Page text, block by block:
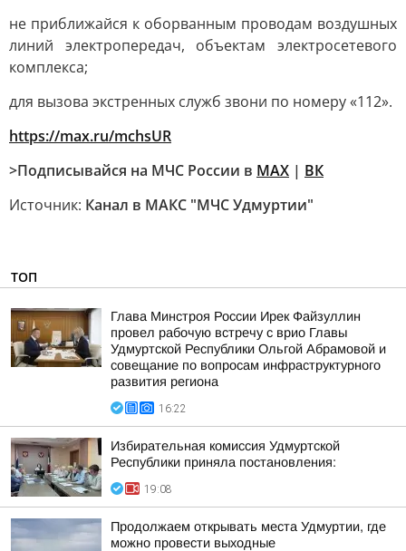
не приближайся к оборванным проводам воздушных
линий электропередач, объектам электросетевого
комплекса;
для вызова экстренных служб звони по номеру «112».
https://max.ru/mchsUR
>Подписывайся на МЧС России в MAX | ВК
Источник: Канал в МАКС "МЧС Удмуртии"
ТОП
Глава Минстроя России Ирек Файзуллин
провел рабочую встречу с врио Главы
Удмуртской Республики Ольгой Абрамовой и
совещание по вопросам инфраструктурного
развития региона
16:22
Избирательная комиссия Удмуртской
Республики приняла постановления:
19:08
Продолжаем открывать места Удмуртии, где
можно провести выходные